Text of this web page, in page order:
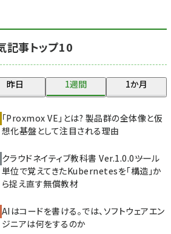
drupal (1947)
genai (1477)
abc123 (1352)
記事トップ10
昨日 1週間 1か月
「Proxmox VE」とは? 製品群の全体像と仮
想化基盤として注目される理由
クラウドネイティブ教科書 Ver.1.0.0――ツール
単位で覚えてきたKubernetesを「構造」か
ら捉え直す無償教材
AIはコードを書ける。では、ソフトウェアエン
ジニアは何をするのか